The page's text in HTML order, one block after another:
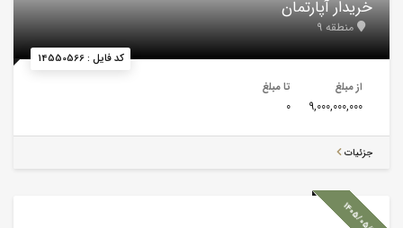
کد فایل : 14550566
خریدار آپارتمان
منطقه 9
از مبلغ
9,000,000,000
تا مبلغ
0
جزئیات